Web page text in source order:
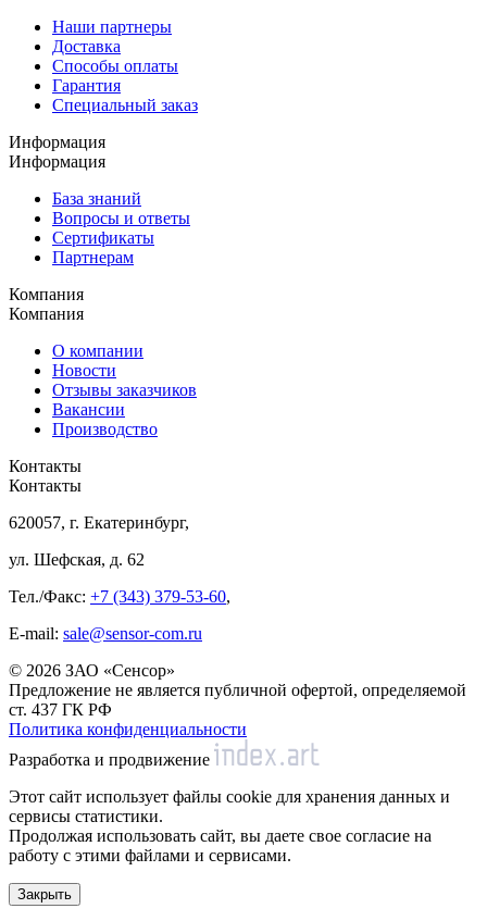
Наши партнеры
Доставка
Способы оплаты
Гарантия
Специальный заказ
Информация
Информация
База знаний
Вопросы и ответы
Сертификаты
Партнерам
Компания
Компания
О компании
Новости
Отзывы заказчиков
Вакансии
Производство
Контакты
Контакты
620057, г. Екатеринбург,
ул. Шефская, д. 62
Тел./Факс: +7 (343) 379-53-60,
E-mail: sale@sensor-com.ru
© 2026 ЗАО «Сенсор»
Предложение не является публичной офертой, определяемой
ст. 437 ГК РФ
Политика конфиденциальности
Разработка и продвижение
Этот сайт использует файлы cookie для хранения данных и
сервисы статистики.
Продолжая использовать сайт, вы даете свое согласие на
работу с этими файлами и сервисами.
Закрыть